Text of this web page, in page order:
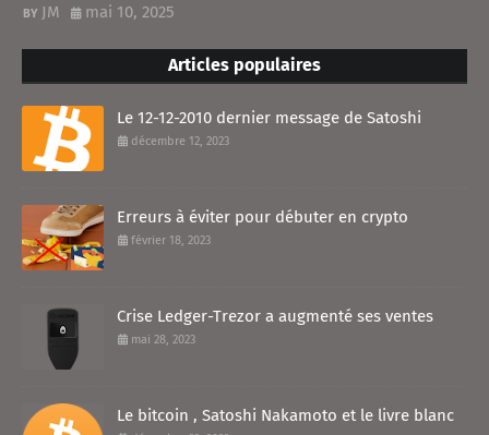
JM mai 10, 2025
Articles populaires
Le 12-12-2010 dernier message de Satoshi
décembre 12, 2023
Erreurs à éviter pour débuter en crypto
février 18, 2023
Crise Ledger-Trezor a augmenté ses ventes
mai 28, 2023
Le bitcoin , Satoshi Nakamoto et le livre blanc